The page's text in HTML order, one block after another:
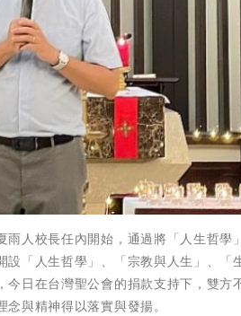
人校長任內開始，通過將「人生哲學
「人生哲學」、「宗教與人生」、「
日在台灣聖公會的捐款支持下，雙方
與精神得以落實與發揚。